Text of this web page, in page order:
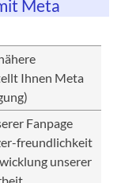
Meta
Ihnen Meta
Fanpage
freundlichkeit
unserer